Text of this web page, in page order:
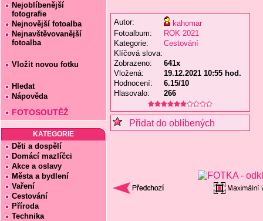
Nejoblíbenější
fotografie
Nejnovější fotoalba
Nejnavštěvovanější
fotoalba
Vložit novou fotku
Hledat
Nápověda
FOTOSOUTĚŽ
KATEGORIE
Děti a dospělí
Domácí mazlíčci
Akce a oslavy
Města a bydlení
Vaření
Cestování
Příroda
Technika
Autor:
kahomar
Fotoalbum:
ROK 2021
Kategorie:
Cestování
Klíčová slova:
Zobrazeno:
641x
Vložená:
19.12.2021 10:55 hod.
Hodnocení:
6.15/10
Hlasovalo:
266
Přidat do oblíbených